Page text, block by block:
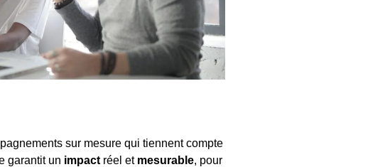
sur mesure qui tiennent compte
garantit un impact réel et mesurable, pour